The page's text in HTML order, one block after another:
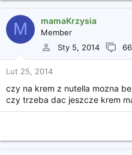
M mamaKrzysia
Member
Sty 5, 2014
66
Lut 25, 2014
czy na krem z nutella mozna
czy trzeba dac jeszcze krem